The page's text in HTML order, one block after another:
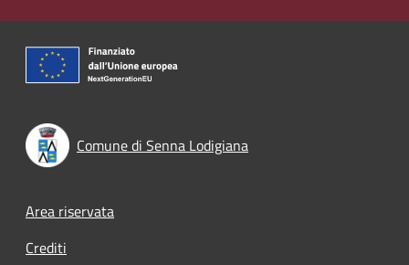
Comune di Senna Lodigiana
Footer menu
Area riservata
Crediti